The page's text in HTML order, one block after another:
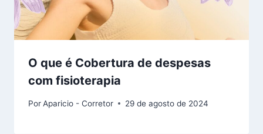
O que é Cobertura de despesas
com fisioterapia
PorAparicio - Corretor 29 de agosto de 2024